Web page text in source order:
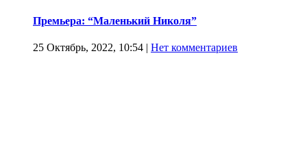
Премьера: “Маленький Николя”
25 Октябрь, 2022, 10:54 | Нет комментариев